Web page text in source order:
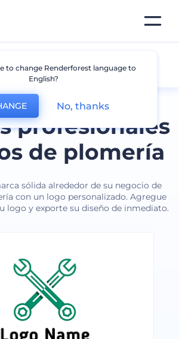
profesionales
de plomería
sólida alrededor de su negocio de
con un logo personalizado. Agregue
logo y exporte su diseño de inmediato.
/ Plomería
to change Renderforest language to
English?
No, thanks